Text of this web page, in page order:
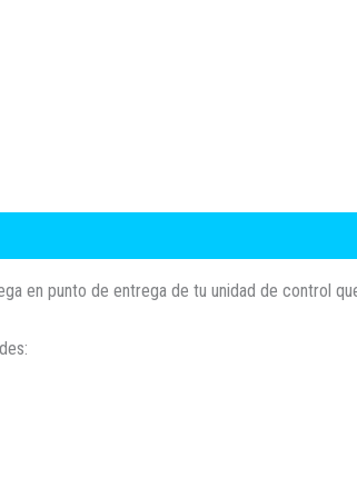
en punto de entrega de tu unidad de control